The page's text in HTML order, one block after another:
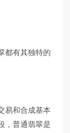
都有其独特的
易和合成基本
，普通翡翠是